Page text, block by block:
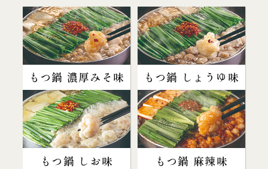
もつ鍋 濃厚みそ味 もつ鍋 しょうゆ味
もつ鍋 しお味 もつ鍋 麻辣味